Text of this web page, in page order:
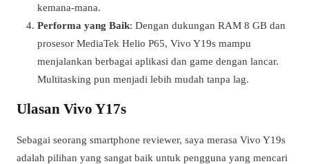
kemana-mana.
Performa yang Baik: Dengan dukungan RAM 8 GB dan
prosesor MediaTek Helio P65, Vivo Y19s mampu
menjalankan berbagai aplikasi dan game dengan lancar.
Multitasking pun menjadi lebih mudah tanpa lag.
Ulasan Vivo Y17s
Sebagai seorang smartphone reviewer, saya merasa Vivo Y19s
adalah pilihan yang sangat baik untuk pengguna yang mencari